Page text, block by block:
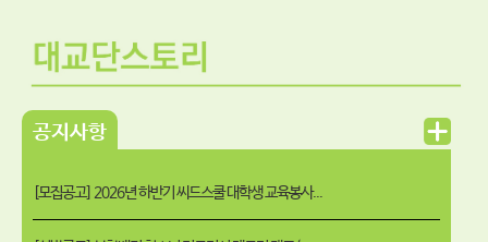
공지사항
[모집공고] 2026년 하반기 씨드스쿨 대학생 교육봉사...